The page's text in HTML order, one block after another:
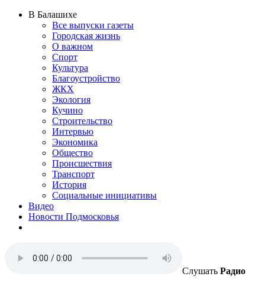
В Балашихе
Все выпуски газеты
Городская жизнь
О важном
Спорт
Культура
Благоустройство
ЖКХ
Экология
Кучино
Строительство
Интервью
Экономика
Общество
Происшествия
Транспорт
История
Социальные инициативы
Видео
Новости Подмосковья
Слушать Радио